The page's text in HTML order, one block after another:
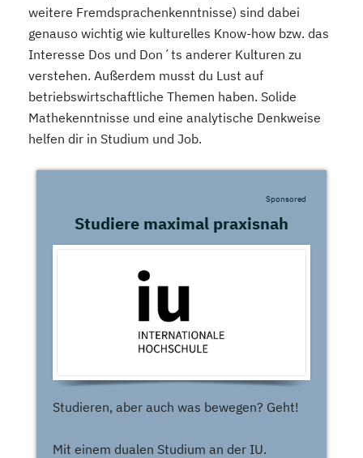
weitere Fremdsprachenkenntnisse) sind dabei
genauso wichtig wie kulturelles Know-how bzw. das
Interesse Dos und Don´ts anderer Kulturen zu
verstehen. Außerdem musst du Lust auf
betriebswirtschaftliche Themen haben. Solide
Mathekenntnisse und eine analytische Denkweise
helfen dir in Studium und Job.
Studiere maximal praxisnah
Sponsored
Studieren, aber auch was bewegen? Geht!
Mit einem dualen Studium an der IU.